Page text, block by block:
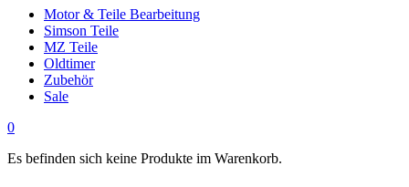
Motor & Teile Bearbeitung
Simson Teile
MZ Teile
Oldtimer
Zubehör
Sale
0
Es befinden sich keine Produkte im Warenkorb.